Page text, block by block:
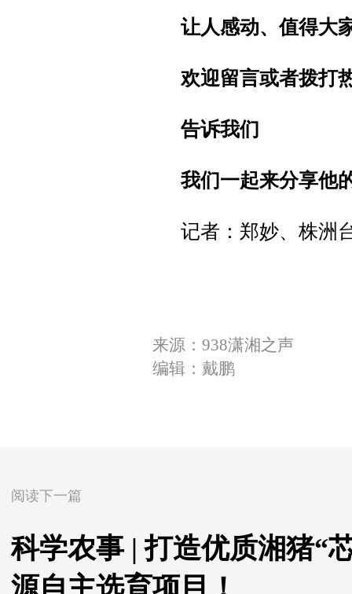
让人感动、值得大
欢迎留言或者拨打
告诉我们
我们一起来分享他
记者：郑妙、株洲
来源：938潇湘之声
编辑：戴鹏
阅读下一篇
科学农事 | 打造优质湘猪“